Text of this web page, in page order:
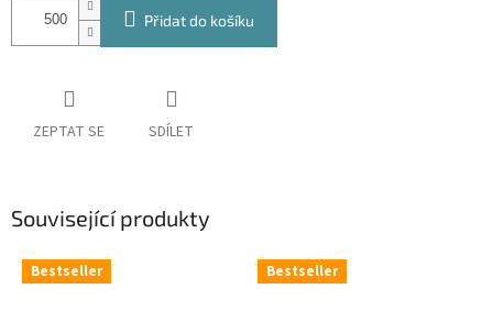
Přidat do košíku
ZEPTAT SE SDÍLET
Související produkty
Bestseller Bestseller